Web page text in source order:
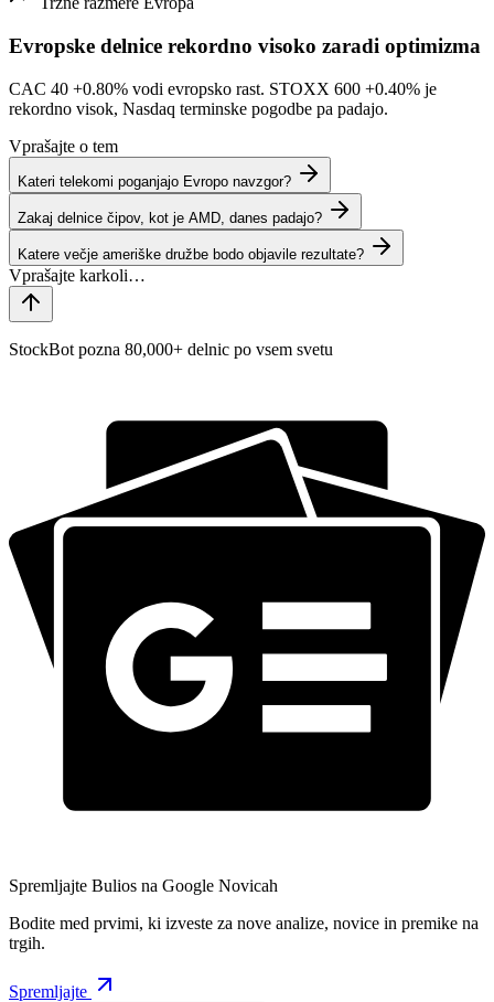
Evropske delnice rekordno visoko zaradi optimizma
CAC 40 +0.80% vodi evropsko rast. STOXX 600 +0.40% je
rekordno visok, Nasdaq terminske pogodbe pa padajo.
Vprašajte o tem
Kateri telekomi poganjajo Evropo navzgor?
Zakaj delnice čipov, kot je AMD, danes padajo?
Katere večje ameriške družbe bodo objavile rezultate?
StockBot pozna 80,000+ delnic po vsem svetu
Spremljajte Bulios na Google Novicah
Bodite med prvimi, ki izveste za nove analize, novice in premike na
trgih.
Spremljajte